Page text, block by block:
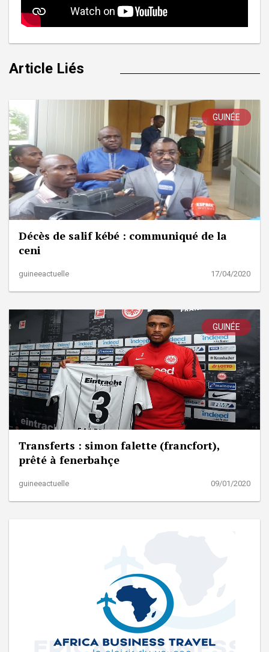
Article Liés
GUINÉE
Décès de salif kébé : communiqué de la
ceni
guineeactuelle 17/04/2020
GUINÉE
Transferts : simon falette (francfort),
prêté à fenerbahçe
guineeactuelle 09/01/2020